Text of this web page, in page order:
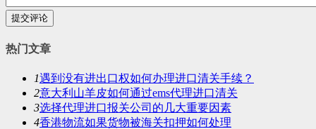
提交评论
热门文章
1遇到没有进出口权如何办理进口清关手续？
2意大利山羊皮如何通过ems代理进口清关
3选择代理进口报关公司的几大重要因素
4香港物流如果货物被海关扣押如何处理